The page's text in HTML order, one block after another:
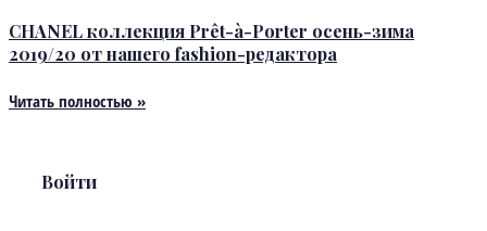
CHANEL коллекция Prêt-à-Porter осень-зима
2019/20 от нашего fashion-редактора
Читать полностью »
Войти